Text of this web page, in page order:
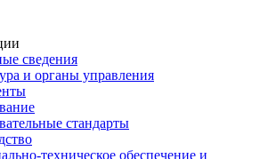
сведения
и органы управления
стандарты
техническое обеспечение и